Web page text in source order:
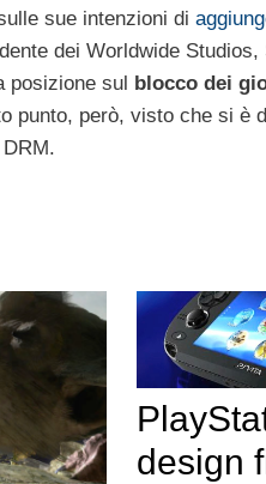
sue intenzioni di
dei Worldwide Studios,
posizione sul blocco dei
punto, però, visto che si è
design